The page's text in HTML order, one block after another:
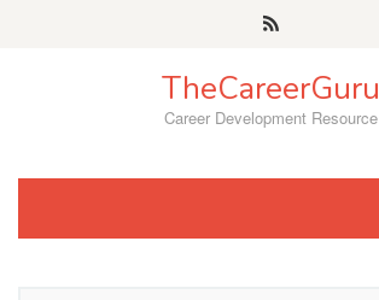
TheCareerGuru
Career Development Resource